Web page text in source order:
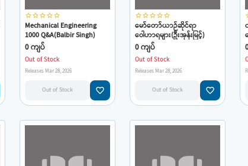
star_borderstar_borderstar_borderstar_borderstar_border
Mechanical Engineering
1000 Q&A(Balbir Singh)
0 ကျပ်
Out of Stock
Releases Mar 28, 2026
Out of Stock favorite_border
star_borderstar_borderstar_borderstar_borderstar_border
မော်တော်ယာဉ်ဆိုင်ရာ
ဝေါဟာရများ(ဦးအုန်းမြင့်)
0 ကျပ်
Out of Stock
Releases Mar 28, 2026
Out of Stock favorite_border